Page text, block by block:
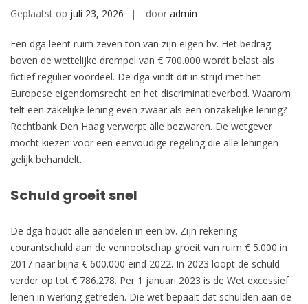
Geplaatst op juli 23, 2026 door admin
Een dga leent ruim zeven ton van zijn eigen bv. Het bedrag
boven de wettelijke drempel van € 700.000 wordt belast als
fictief regulier voordeel. De dga vindt dit in strijd met het
Europese eigendomsrecht en het discriminatieverbod. Waarom
telt een zakelijke lening even zwaar als een onzakelijke lening?
Rechtbank Den Haag verwerpt alle bezwaren. De wetgever
mocht kiezen voor een eenvoudige regeling die alle leningen
gelijk behandelt.
Schuld groeit snel
De dga houdt alle aandelen in een bv. Zijn rekening-
courantschuld aan de vennootschap groeit van ruim € 5.000 in
2017 naar bijna € 600.000 eind 2022. In 2023 loopt de schuld
verder op tot € 786.278. Per 1 januari 2023 is de Wet excessief
lenen in werking getreden. Die wet bepaalt dat schulden aan de